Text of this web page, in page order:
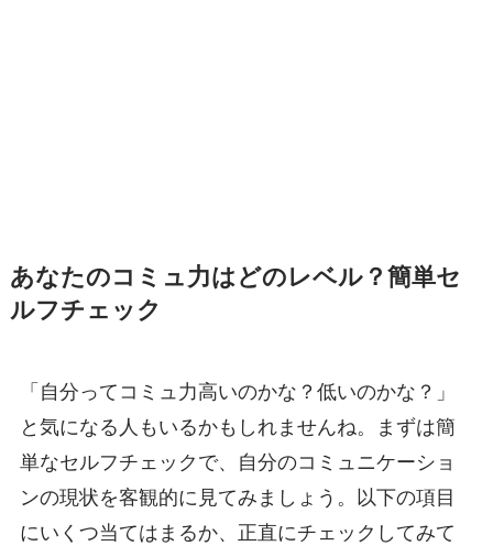
あなたのコミュ力はどのレベル？簡単セ
ルフチェック
「自分ってコミュ力高いのかな？低いのかな？」
と気になる人もいるかもしれませんね。まずは簡
単なセルフチェックで、自分のコミュニケーショ
ンの現状を客観的に見てみましょう。以下の項目
にいくつ当てはまるか、正直にチェックしてみて